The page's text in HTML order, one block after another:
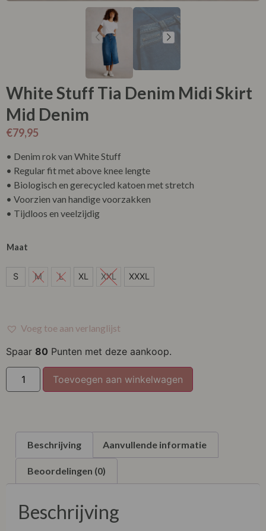
White Stuff Tia Denim Midi Skirt
Mid Denim
€79,95
• Denim rok van White Stuff
• Regular fit met above knee lengte
• Biologisch en gerecycled katoen met stretch
• Voorzien van handige voorzakken
• Tijdloos en veelzijdig
Maat
S
XXL
XXXL
S M L XL XXL XXXL
Voeg toe aan verlanglijst
Spaar 80 Punten met deze aankoop.
Toevoegen aan winkelwagen
Beschrijving Aanvullende informatie
Beoordelingen (0)
Beschrijving